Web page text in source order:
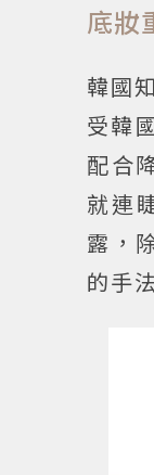
底妝
韓國
受韓
配合
就連
露，
的手